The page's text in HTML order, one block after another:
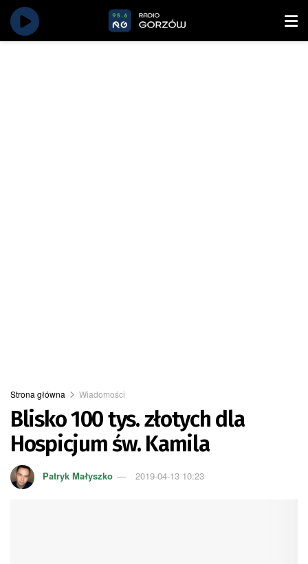
Strona główna Wiadomości
Blisko 100 tys. złotych dla
Hospicjum św. Kamila
Patryk Małyszko 2019-04-13 10:23